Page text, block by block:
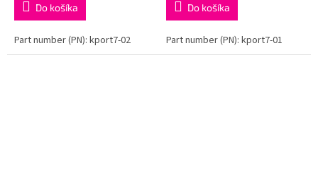
Do košíka
Part number (PN): kport7-02
Do košíka
Part number (PN): kport7-01